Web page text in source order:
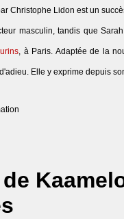
Christophe Lidon est un
masculin, tandis que
, à Paris. Adaptée de la
Elle y exprime depuis